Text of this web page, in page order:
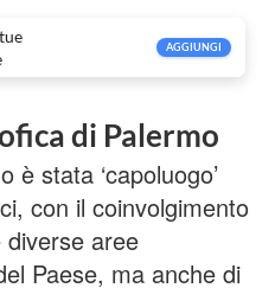
AGGIUNGI
di Palermo
è stata ‘capoluogo’
con il coinvolgimento
aree
Paese, ma anche di